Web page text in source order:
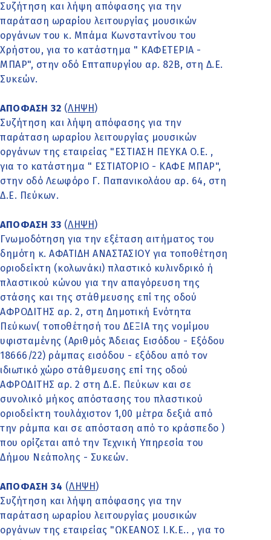
Συζήτηση και λήψη απόφασης για την
παράταση ωραρίου λειτουργίας μουσικών
οργάνων του κ. Μπάμα Κωνσταντίνου του
Χρήστου, για το κατάστημα " ΚΑΦΕΤΕΡΙΑ -
ΜΠΑΡ", στην οδό Επταπυργίου αρ. 82Β, στη Δ.Ε.
Συκεών.
ΑΠΟΦΑΣΗ 32 (ΛΗΨΗ )
Συζήτηση και λήψη απόφασης για την
παράταση ωραρίου λειτουργίας μουσικών
οργάνων της εταιρείας "ΕΣΤΙΑΣΗ ΠΕΥΚΑ Ο.Ε. ,
για το κατάστημα " ΕΣΤΙΑΤΟΡΙΟ - ΚΑΦΕ ΜΠΑΡ",
στην οδό Λεωφόρο Γ. Παπανικολάου αρ. 64, στη
Δ.Ε. Πεύκων.
ΑΠΟΦΑΣΗ 33 (ΛΗΨΗ )
Γνωμοδότηση για την εξέταση αιτήματος του
δημότη κ. ΑΦΑΤΙΔΗ ΑΝΑΣΤΑΣΙΟΥ για τοποθέτηση
οριοδείκτη (κολωνάκι) πλαστικό κυλινδρικό ή
πλαστικού κώνου για την απαγόρευση της
στάσης και της στάθμευσης επί της οδού
ΑΦΡΟΔΙΤΗΣ αρ. 2, στη Δημοτική Ενότητα
Πεύκων( τοποθέτησή του ΔΕΞΙΑ της νομίμου
υφισταμένης (Αριθμός Άδειας Εισόδου - Εξόδου
18666/22) ράμπας εισόδου - εξόδου από τον
ιδιωτικό χώρο στάθμευσης επί της οδού
ΑΦΡΟΔΙΤΗΣ αρ. 2 στη Δ.Ε. Πεύκων και σε
συνολικό μήκος απόστασης του πλαστικού
οριοδείκτη τουλάχιστον 1,00 μέτρα δεξιά από
την ράμπα και σε απόσταση από το κράσπεδο )
που ορίζεται από την Τεχνική Υπηρεσία του
Δήμου Νεάπολης - Συκεών.
ΑΠΟΦΑΣΗ 34 (ΛΗΨΗ )
Συζήτηση και λήψη απόφασης για την
παράταση ωραρίου λειτουργίας μουσικών
οργάνων της εταιρείας "ΩΚΕΑΝΟΣ Ι.Κ.Ε.. , για το